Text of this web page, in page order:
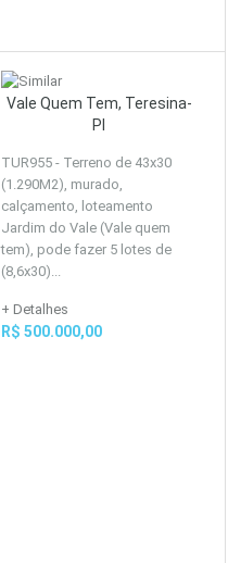
Vale Quem Tem, Teresina-
PI
TUR955 - Terreno de 43x30
(1.290M2), murado,
calçamento, loteamento
Jardim do Vale (Vale quem
tem), pode fazer 5 lotes de
(8,6x30)...
+ Detalhes
R$ 500.000,00